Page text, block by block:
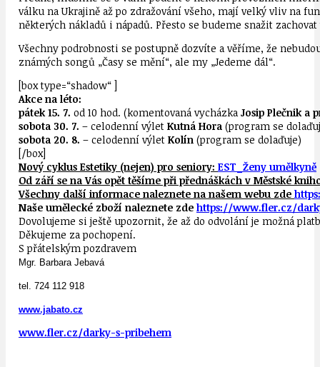
válku na Ukrajině až po zdražování všeho, mají velký vliv na
některých nákladů i nápadů. Přesto se budeme snažit
Všechny podrobnosti se postupně dozvíte a věříme, že
známých songů „Časy se mění“, ale my „Jedeme dál“.
[box type=“shadow“ ]
Akce na léto:
pátek 15. 7. od 10 hod. (komentovaná vycházkaJosip Plečnik a
sobota 30. 7. – celodenní výlet Kutná Hora (program se
sobota 20. 8. – celodenní výlet Kolín (program se dolaďuje)
[/box]
Nový cyklus Estetiky (nejen) pro seniory: EST_Ženy umělkyně
Od září se na Vás opět těšíme při přednáškách v Městské
Všechny další informace naleznete na našem webu zde
Naše umělecké zboží naleznete zde https://www.fler.cz/
Dovolujeme si ještě upozornit, že až do odvolání je možná
Děkujeme za pochopení.
S přátelským pozdravem
Mgr. Barbara Jebavá
tel. 724 112 918
www.jabato.cz
www.fler.cz/darky-s-pribehem